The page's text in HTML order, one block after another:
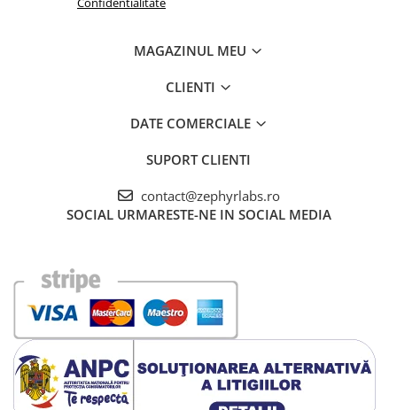
MAGAZINUL MEU
CLIENTI
DATE COMERCIALE
SUPORT CLIENTI
contact@zephyrlabs.ro
SOCIAL URMARESTE-NE IN SOCIAL MEDIA